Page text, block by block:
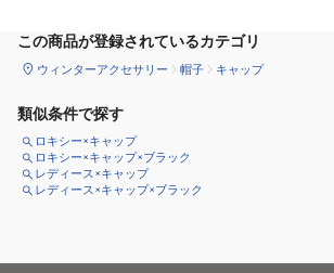
この商品が登録されているカテゴリ
ウィンターアクセサリー 帽子 キャップ
類似条件で探す
ロキシー×キャップ
ロキシー×キャップ×ブラック
レディース×キャップ
レディース×キャップ×ブラック